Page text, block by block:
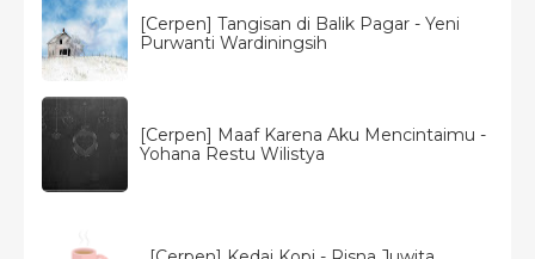
[Cerpen] Tangisan di Balik Pagar - Yeni
Purwanti Wardiningsih
[Cerpen] Maaf Karena Aku Mencintaimu -
Yohana Restu Wilistya